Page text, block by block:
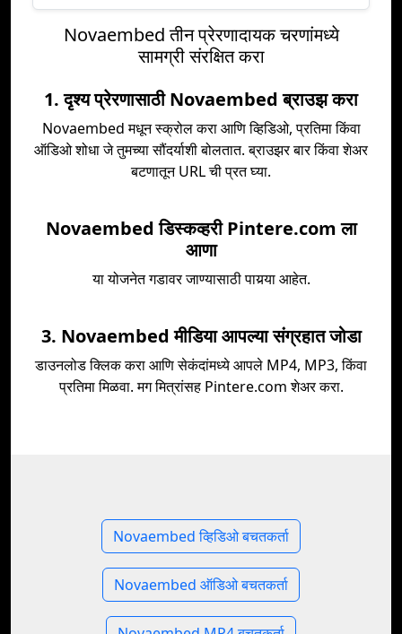
Novaembed तीन प्रेरणादायक चरणांमध्ये
सामग्री संरक्षित करा
1. दृश्य प्रेरणासाठी Novaembed ब्राउझ करा
Novaembed मधून स्क्रोल करा आणि व्हिडिओ, प्रतिमा किंवा
ऑडिओ शोधा जे तुमच्या सौंदर्याशी बोलतात. ब्राउझर बार किंवा शेअर
बटणातून URL ची प्रत घ्या.
Novaembed डिस्कव्हरी Pintere.com ला
आणा
या योजनेत गडावर जाण्यासाठी पायर्‍या आहेत.
3. Novaembed मीडिया आपल्या संग्रहात जोडा
डाउनलोड क्लिक करा आणि सेकंदांमध्ये आपले MP4, MP3, किंवा
प्रतिमा मिळवा. मग मित्रांसह Pintere.com शेअर करा.
Novaembed व्हिडिओ बचतकर्ता
Novaembed ऑडिओ बचतकर्ता